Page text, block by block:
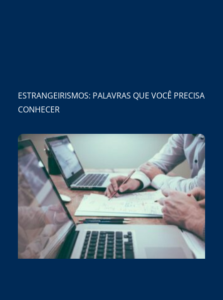
ESTRANGEIRISMOS: PALAVRAS QUE VOCÊ PRECISA
CONHECER